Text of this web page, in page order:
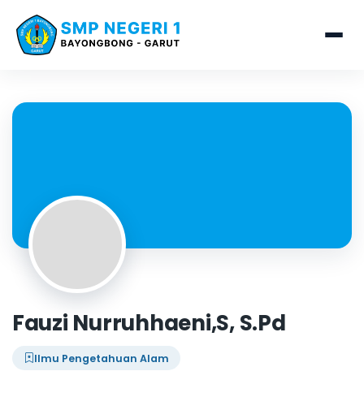
Fauzi Nurruhhaeni,S, S.Pd
Ilmu Pengetahuan Alam